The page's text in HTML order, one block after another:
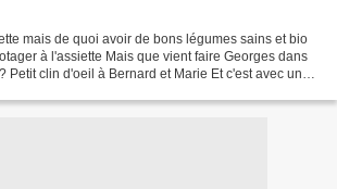
mais de quoi avoir de bons légumes sains et bio
à l'assiette Mais que vient faire Georges dans
Petit clin d'oeil à Bernard et Marie Et c'est avec une